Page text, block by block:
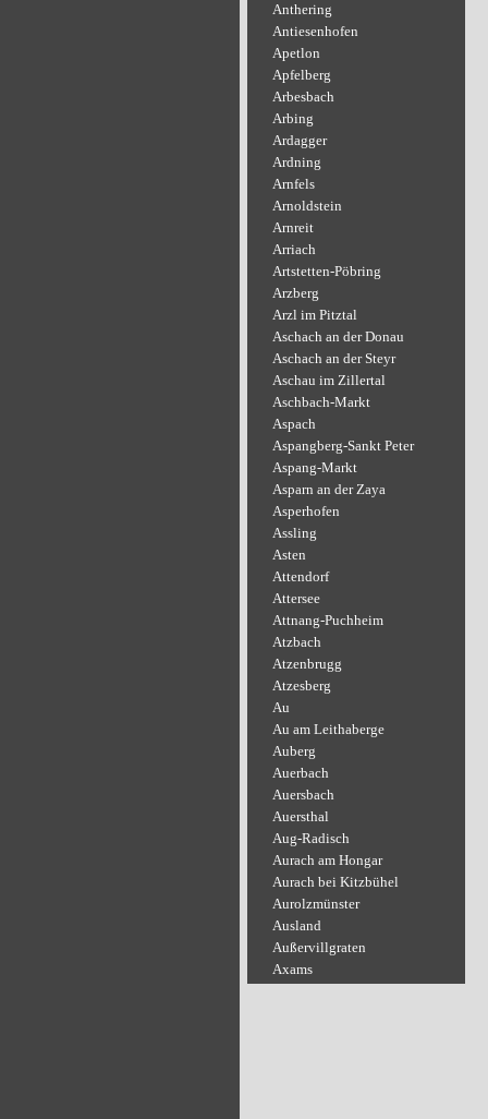
Anthering
Antiesenhofen
Apetlon
Apfelberg
Arbesbach
Arbing
Ardagger
Ardning
Arnfels
Arnoldstein
Arnreit
Arriach
Artstetten-Pöbring
Arzberg
Arzl im Pitztal
Aschach an der Donau
Aschach an der Steyr
Aschau im Zillertal
Aschbach-Markt
Aspach
Aspangberg-Sankt Peter
Aspang-Markt
Asparn an der Zaya
Asperhofen
Assling
Asten
Attendorf
Attersee
Attnang-Puchheim
Atzbach
Atzenbrugg
Atzesberg
Au
Au am Leithaberge
Auberg
Auerbach
Auersbach
Auersthal
Aug-Radisch
Aurach am Hongar
Aurach bei Kitzbühel
Aurolzmünster
Ausland
Außervillgraten
Axams